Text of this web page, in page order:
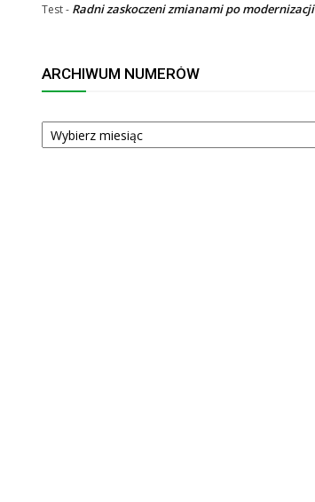
Test- Radni zaskoczeni zmianami po modernizacji
ARCHIWUM NUMERÓW
ARCHIWUM
NUMERÓW